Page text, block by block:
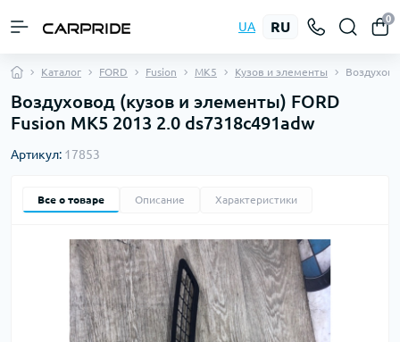
UA RU
0
Каталог FORD Fusion MK5 Кузов и элементы
Воздуховод (кузов и элементы) FORD
Fusion MK5 2013 2.0 ds7318c491adw
Артикул: 17853
Все о товаре Описание Характеристики